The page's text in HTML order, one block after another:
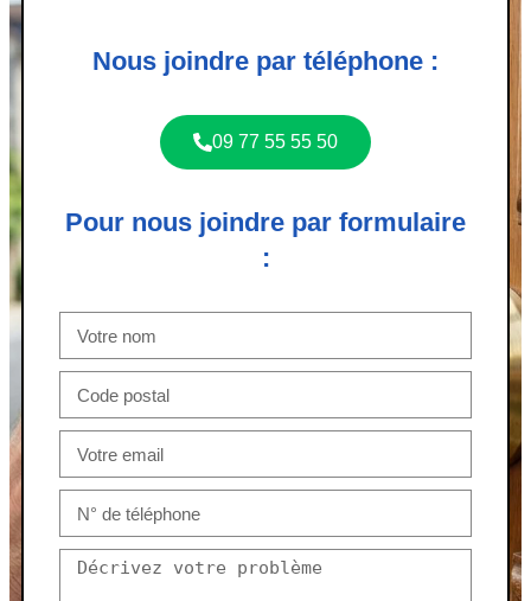
Nous joindre par téléphone :
09 77 55 55 50
Pour nous joindre par formulaire
: